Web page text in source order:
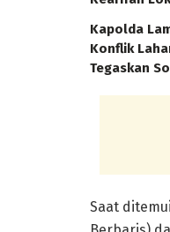
Kapolda
Konflik
Tegaskan
Saat